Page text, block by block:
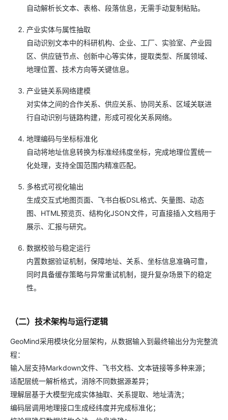
自动解析长文本、表格、段落信息，无需手动复制粘贴。
产业实体与属性抽取
自动识别文本中的科研机构、企业、工厂、实验室、产业园
区、供应链节点、创新中心等实体，提取类型、所属领域、
地理位置、技术方向等关键信息。
产业链关系网络建模
对实体之间的合作关系、供应关系、协同关系、区域关联进
行自动识别与链路构建，形成可视化关系网络。
地理编码与坐标标准化
自动将地址信息转换为标准经纬度坐标，完成地理位置统一
化处理，支持全国范围内精准匹配。
多格式可视化输出
生成交互式地图页面、飞书白板DSL格式、矢量图、动态
图、HTML预览页、结构化JSON文件，可直接插入文档用于
展示、汇报与研究。
数据校验与稳定运行
内置数据验证机制，保障地址、关系、坐标信息准确可靠，
同时具备缓存策略与异常重试机制，提升复杂场景下的稳定
性。
（二）技术架构与运行逻辑
GeoMind采用模块化分层架构，从数据输入到最终输出分为完整流
程：
输入层支持Markdown文件、飞书文档、文本链接等多种来源；
适配层统一解析格式，消除不同数据源差异；
理解层基于大模型完成实体抽取、关系提取、地址清洗；
编码层调用地理接口生成经纬度并完成标准化；